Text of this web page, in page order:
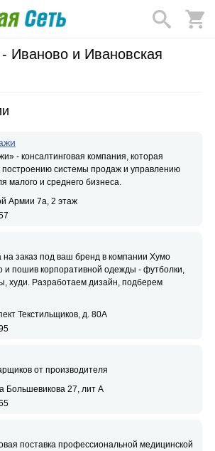
Иваново и Ивановская
- консалтинговая компания, которая
построению системы продаж и управлению
малого и среднего бизнеса.
Армии 7а, 2 этаж
на заказ под ваш бренд в компании Хумо
и пошив корпоративной одежды - футболки,
худи. Разработаем дизайн, подберем
Текстильщиков, д. 80А
от производителя
Большевикова 27, лит А
поставка профессиональной медицинской